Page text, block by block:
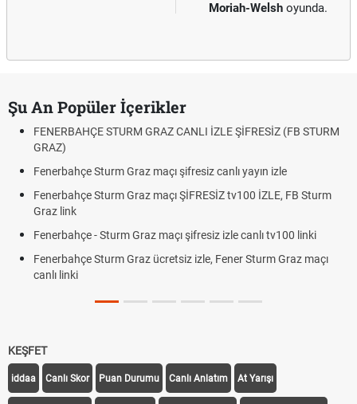
Moriah-Welsh oyunda.
Şu An Popüler İçerikler
FENERBAHÇE STURM GRAZ CANLI İZLE ŞİFRESİZ (FB STURM
GRAZ)
Fenerbahçe Sturm Graz maçı şifresiz canlı yayın izle
Fenerbahçe Sturm Graz maçı ŞİFRESİZ tv100 İZLE, FB Sturm
Graz link
Fenerbahçe - Sturm Graz maçı şifresiz izle canlı tv100 linki
Fenerbahçe Sturm Graz ücretsiz izle, Fener Sturm Graz maçı
canlı linki
KEŞFET
iddaa Canlı Skor Puan Durumu Canlı Anlatım At Yarışı